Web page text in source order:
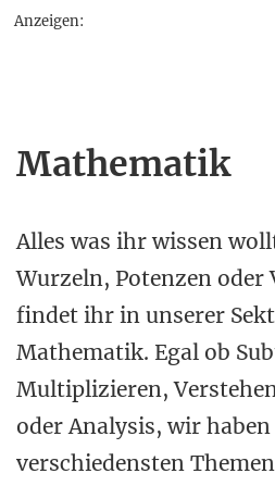
Anzeigen:
Mathematik
Alles was ihr wissen
Wurzeln, Potenzen
findet ihr in unserer
Mathematik. Egal ob
Multiplizieren,
oder Analysis, wir
verschiedensten